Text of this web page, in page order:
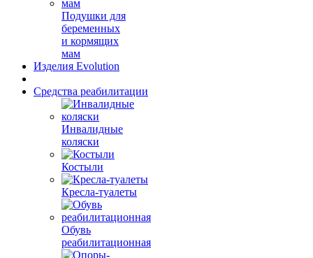
Подушки для
беременных
и кормящих
мам
Изделия Evolution
Средства реабилитации
Инвалидные
коляски
Костыли
Кресла-туалеты
Обувь
реабилитационная